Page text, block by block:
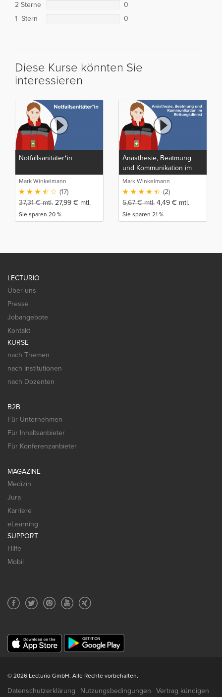
2 Sterne
0
1 Stern
0
Diese Kurse könnten Sie
interessieren
Notfallsanitäter*in
Mark Winkelmann
(17)
37,31€mtl. 27,99 € mtl.
Sie sparen 20 %
Anästhesie, Beatmung
und Kommunikation im
Rettungsdienst
Mark Winkelmann
(2)
5,67€mtl. 4,49 € mtl.
Sie sparen 21 %
LECTURIO
Über uns
Presse
Jobangebote
Kontakt
KURSE
nach Themen
nach Institutionen
nach Dozenten
B2B
Für Unternehmen
Für Inhaltsanbieter
Für Konferenzanbieter
MAGAZINE
Medizin
Jura
Karriere
eLearning
SUPPORT
Hilfe
Mobil
© 2026 Lecturio GmbH. Alle Rechte vorbehalten.
Datenschutzerklärung Nutzungsbedingungen
Vertrag kündigen